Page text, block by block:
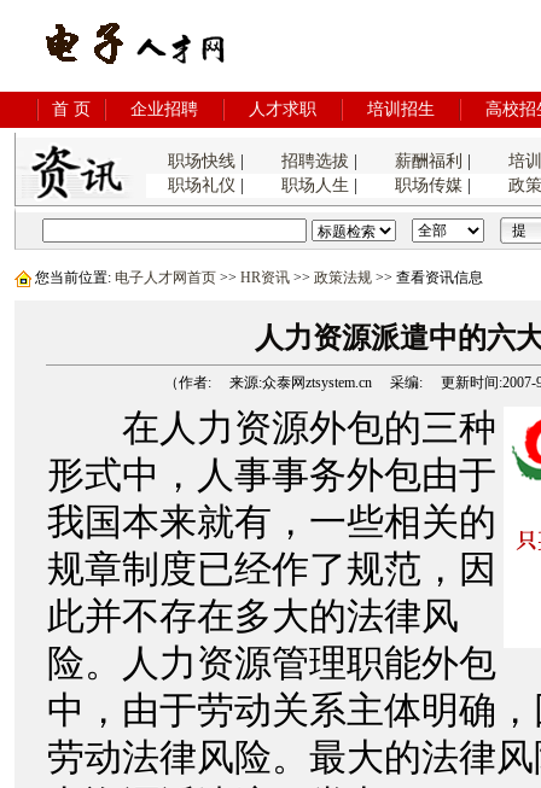
首 页 企业招聘 人才求职 培训招生 高校招
职场快线| 招聘选拔 薪酬福利
培
职场礼仪
职场人生 职场传媒| 政
您当前位置: 电子人才网首页 >> HR资讯 >> 政策法规 >> 查看资讯信息
人力资源派遣中的六
（作者: 来源:众泰网ztsystem.cn 采编: 更新时间:2007-
在人力资源外包的三种
形式中，人事事务外包由于
我国本来就有，一些相关的
规章制度已经作了规范，因
此并不存在多大的法律风
险。人力资源管理职能外包
中，由于劳动关系主体明确
劳动法律风险。最大的法律